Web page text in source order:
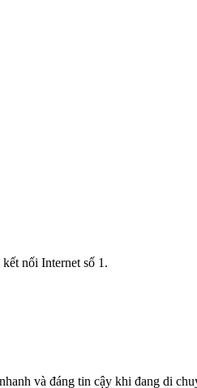
nối Internet số 1.
và đáng tin cậy khi đang di